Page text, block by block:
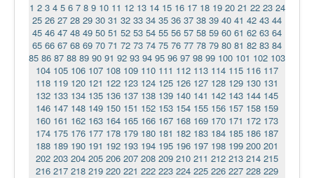
1 2 3 4 5 6 7 8 9 10 11 12 13 14 15 16 17 18 19 20 21 22 23 24
25 26 27 28 29 30 31 32 33 34 35 36 37 38 39 40 41 42 43 44
45 46 47 48 49 50 51 52 53 54 55 56 57 58 59 60 61 62 63 64
65 66 67 68 69 70 71 72 73 74 75 76 77 78 79 80 81 82 83 84
85 86 87 88 89 90 91 92 93 94 95 96 97 98 99 100 101 102 103
104 105 106 107 108 109 110 111 112 113 114 115 116 117
118 119 120 121 122 123 124 125 126 127 128 129 130 131
132 133 134 135 136 137 138 139 140 141 142 143 144 145
146 147 148 149 150 151 152 153 154 155 156 157 158 159
160 161 162 163 164 165 166 167 168 169 170 171 172 173
174 175 176 177 178 179 180 181 182 183 184 185 186 187
188 189 190 191 192 193 194 195 196 197 198 199 200 201
202 203 204 205 206 207 208 209 210 211 212 213 214 215
216 217 218 219 220 221 222 223 224 225 226 227 228 229